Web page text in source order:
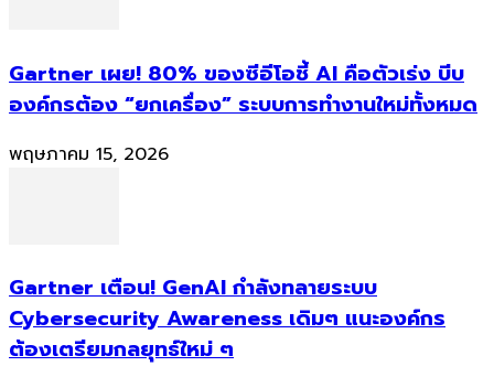
Gartner เผย! 80% ของซีอีโอชี้ AI คือตัวเร่ง บีบ
องค์กรต้อง “ยกเครื่อง” ระบบการทำงานใหม่ทั้งหมด
พฤษภาคม 15, 2026
Gartner เตือน! GenAI กำลังทลายระบบ
Cybersecurity Awareness เดิมๆ แนะองค์กร
ต้องเตรียมกลยุทธ์ใหม่ ๆ